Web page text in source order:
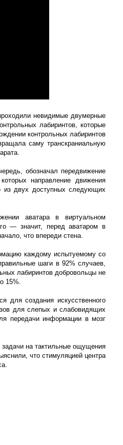
невидимые двумерные
лабиринтов, которые
контрольных лабиринтов
саму транскраниальную
обозначал передвижение
направление движения
из двух доступных следующих
аватара в виртуальном
— значит, перед аватаром в
что впереди стена.
каждому испытуемому со
шаги в 92% случаев,
лабиринтов добровольцы не
15%.
для создания искусственного
для слепых и слабовидящих
передачи информации в мозг
на тактильные ощущения
что стимуляцией центра